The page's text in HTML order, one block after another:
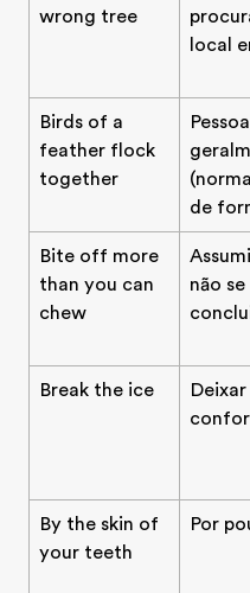
wrong tree
local
Birds of a
feather flock
together
de
Bite off more
than you can
chew
não
Break the ice
Deixar
By the skin of
your teeth
Por